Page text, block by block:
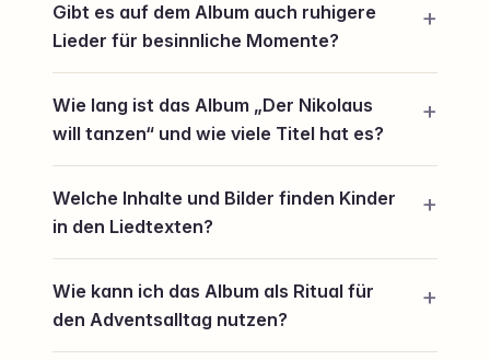
Gibt es auf dem Album auch ruhigere
Lieder für besinnliche Momente?
Wie lang ist das Album „Der Nikolaus
will tanzen“ und wie viele Titel hat es?
Welche Inhalte und Bilder finden Kinder
in den Liedtexten?
Wie kann ich das Album als Ritual für
den Adventsalltag nutzen?